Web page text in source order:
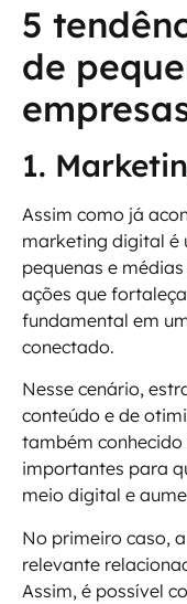
5
de
1.
Assim como já
marketing digital é
pequenas e
ações que
fundamental em
conectado.
Nesse cenário,
conteúdo e de
também
importantes para
meio digital e
No primeiro caso,
relevante
Assim, é possível